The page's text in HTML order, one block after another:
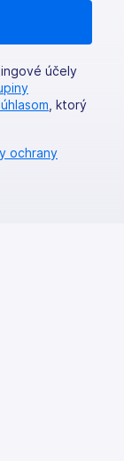
účely
, ktorý
ochrany